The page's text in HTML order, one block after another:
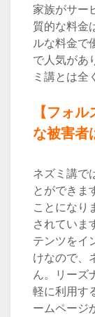
家族がサー
質的な料金
ルな料金で
で人気があ
ミ講とは全
【フォ
な被害者
ネズミ講で
とができま
ことになり
されていま
テンツをイ
けなので、
ん。リーズ
軽に利用す
ームページ